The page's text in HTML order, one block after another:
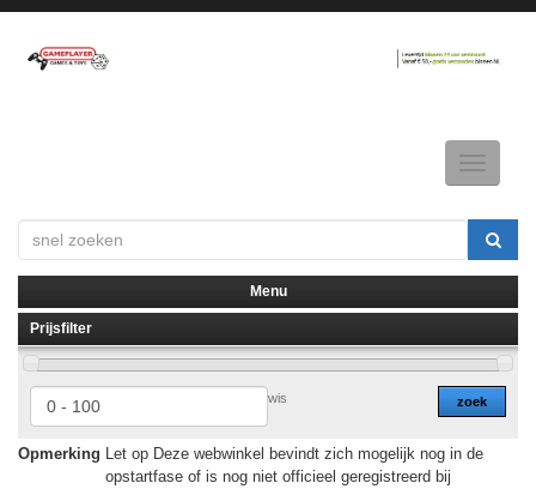
Toggle
▼
▼
Menu
Prijsfilter
zoek
wis
Opmerking Let op Deze webwinkel bevindt zich mogelijk nog in de
opstartfase of is nog niet officieel geregistreerd bij